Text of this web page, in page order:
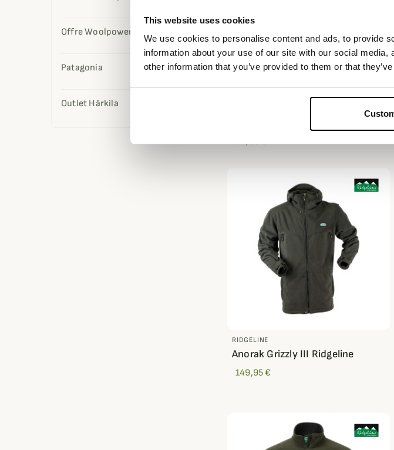
This website uses cookies
We use cookies to personalise content and ads, to provide
information about your use of our site with our social
other information that you’ve provided to them or that
Offre Woolpower
Patagonia
Outlet Härkila
64,95 €
RIDGELINE
Anorak Grizzly III Ridgeline
149,95 €